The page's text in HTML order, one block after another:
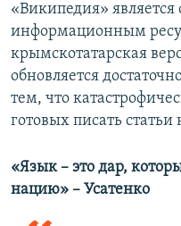
«Википедия»
информационным
крымскотатарская
обновляется
тем, что
готовых писать
«Язык – это дар,
нацию» – Усатенко